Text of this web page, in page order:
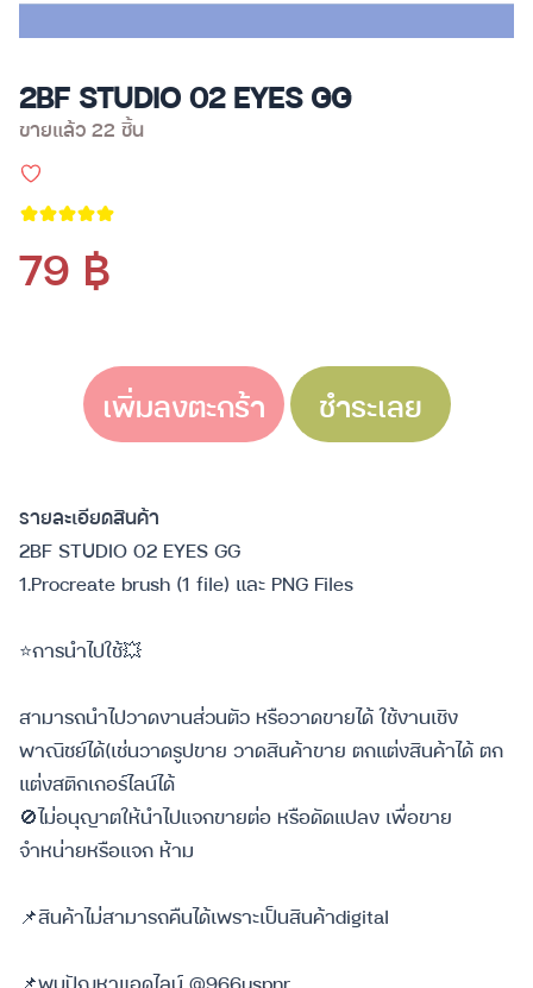
2BF STUDIO 02 EYES GG
ขายแล้ว 22 ชิ้น
79 ฿
เพิ่มลงตะกร้า ชำระเลย
รายละเอียดสินค้า
2BF STUDIO 02 EYES GG
1.Procreate brush (1 file) และ PNG Files
⭐️การนำไปใช้💥
สามารถนำไปวาดงานส่วนตัว หรือวาดขายได้ ใช้งานเชิง
พาณิชย์ได้(เช่นวาดรูปขาย วาดสินค้าขาย ตกแต่งสินค้าได้ ตก
แต่งสติกเกอร์ไลน์ได้
🚫ไม่อนุญาตให้นำไปแจกขายต่อ หรือดัดแปลง เพื่อขาย
จำหน่ายหรือแจก ห้าม
📌สินค้าไม่สามารถคืนได้เพราะเป็นสินค้าdigital
📌พบปัญหาแอดไลน์ @966uspnr